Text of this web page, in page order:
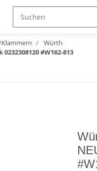
Würth
#W162-813